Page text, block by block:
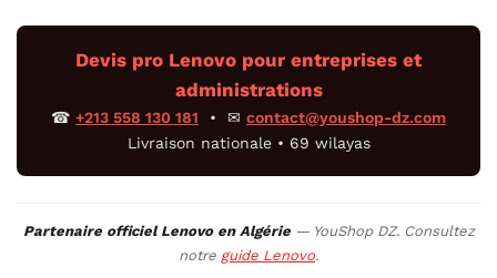
Devis pro Lenovo pour entreprises et
administrations
☎ +213 558 130 181 • ✉ contact@youshop-dz.com
Livraison nationale • 69 wilayas
Partenaire officiel Lenovo en Algérie— YouShop DZ. Consultez
notre guide Lenovo.